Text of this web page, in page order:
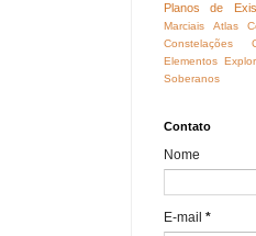
Planos de
Marciais
Atlas
Constelações
Elementos
Soberanos
Contato
Nome
E-mail *